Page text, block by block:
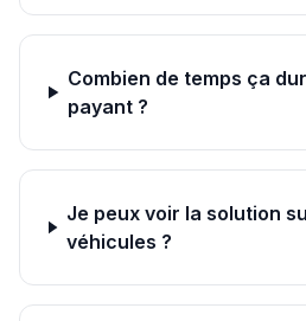
Combien de temps ça
payant ?
Je peux voir la solution
véhicules ?